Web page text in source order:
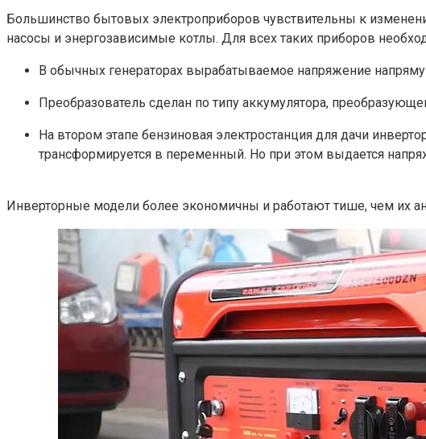
Большинство бытовых электроприборов чувствительны к
насосы и энергозависимые котлы. Для всех таких приборов
В обычных генераторах вырабатываемое напряжение
Преобразователь сделан по типу аккумулятора,
На втором этапе бензиновая электростанция для дачи
трансформируется в переменный. Но при этом выдается
Инверторные модели более экономичны и работают тише, чем их